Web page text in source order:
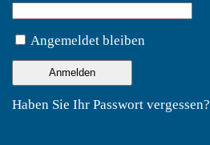
Angemeldet bleiben
Haben Sie Ihr Passwort vergessen?